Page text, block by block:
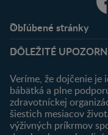
Obľúbené stránky
DÔLEŽITÉ
Veríme, že dojčenie je
bábätká a plne
zdravotníckej
šiestich mesiacov
výživných príkrmov